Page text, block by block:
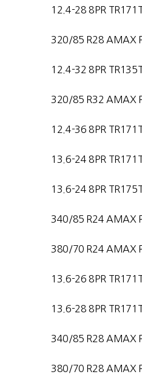
12.4-28 8PR
320/85 R28 AMAX
12.4-32 8PR
320/85 R32 AMAX
12.4-36 8PR
13.6-24 8PR
13.6-24 8PR
340/85 R24 AMAX
380/70 R24 AMAX
13.6-26 8PR
13.6-28 8PR
340/85 R28 AMAX
380/70 R28 AMAX